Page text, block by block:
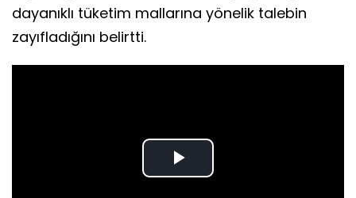
dayanıklı tüketim mallarına yönelik talebin
zayıfladığını belirtti.
Play